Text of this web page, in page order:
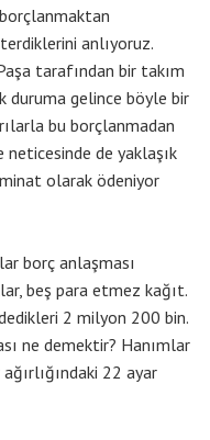
anlıyoruz.
tarafından bir takım
duruma gelince böyle bir
bu borçlanmadan
de yaklaşık
olarak ödeniyor
borç anlaşması
beş para etmez kağıt.
2 milyon 200 bin.
ne demektir? Hanımlar
22 ayar